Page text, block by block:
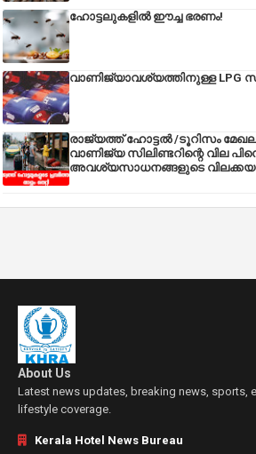
ഹോട്ടലുകളിൽ ഈച്ച ഭരണം!
വാണിജ്യാവശ്യത്തിനുള്ള LPG
രാജ്യത്ത് ഹോട്ടൽ /ടൂറിസം
വാണിജ്യ സിലിണ്ടറിന്റെ വില
അവശ്യസാധനങ്ങളുടെ
About Us
Latest news updates, breaking news, sports,
lifestyle coverage.
Kerala Hotel News Bureau